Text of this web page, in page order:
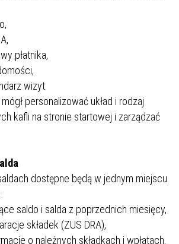
płatnika,
wizyt.
personalizować układ i rodzaj
kafli na stronie startowej i zarządzać
dostępne będą w jednym miejscu
saldo i salda z poprzednich miesięcy,
składek (ZUS DRA),
o należnych składkach i wpłatach.